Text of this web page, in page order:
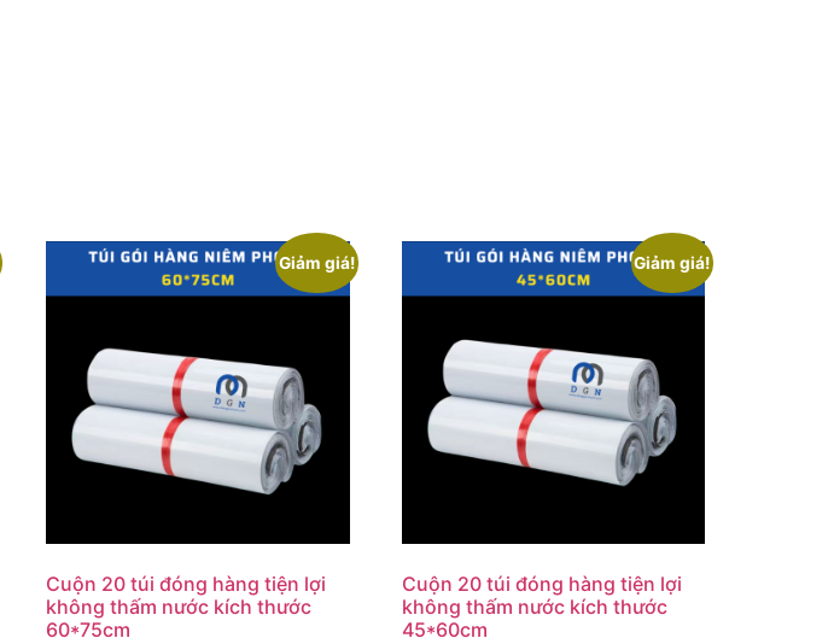
Giảm giá!
Cuộn 20 túi đóng hàng tiện lợi
không thấm nước kích thước
60*75cm
Giảm giá!
Cuộn 20 túi đóng hàng tiện lợi
không thấm nước kích thước
45*60cm